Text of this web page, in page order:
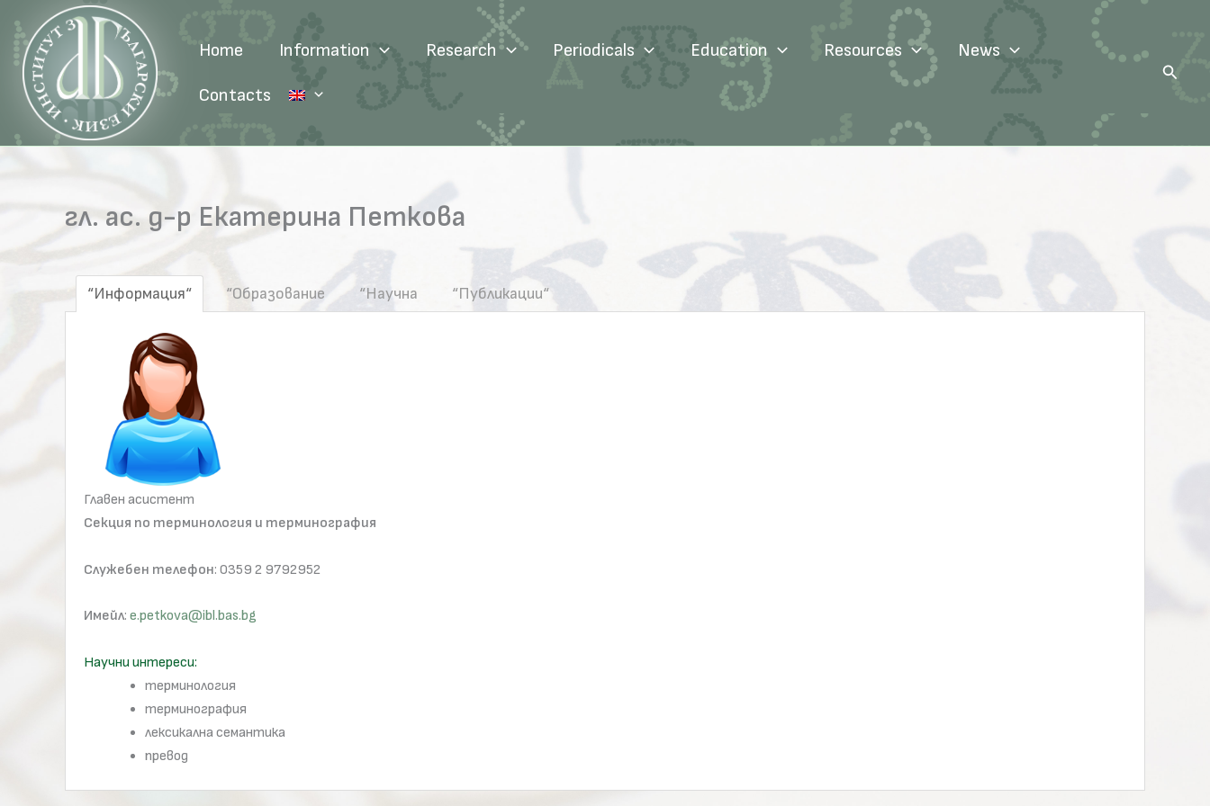
content
Home Information Research Periodicals Education Resources News
Contacts
Search
гл. ас. д-р Екатерина Петкова
“Информация“ “Образование “Научна “Публикации“
Главен асистент
Секция по терминология и терминография
Служебен телефон: 0359 2 9792952
Имейл: e.petkova@ibl.bas.bg
Научни интереси:
терминология
терминография
лексикална семантика
превод